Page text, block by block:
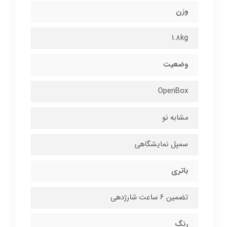
وزن
1.8kg
وضعیت
OpenBox
مشابه نو
سمپل نمایشگاهی
باتری
تضمين 6 ساعت شارژدهی
رنگ